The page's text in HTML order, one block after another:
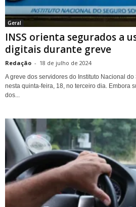
Geral
INSS orienta segurados a
digitais durante greve
Redação - 18 de julho de 2024
A greve dos servidores do Instituto Nacional
nesta quinta-feira, 18, no terceiro dia. Embora
dos...